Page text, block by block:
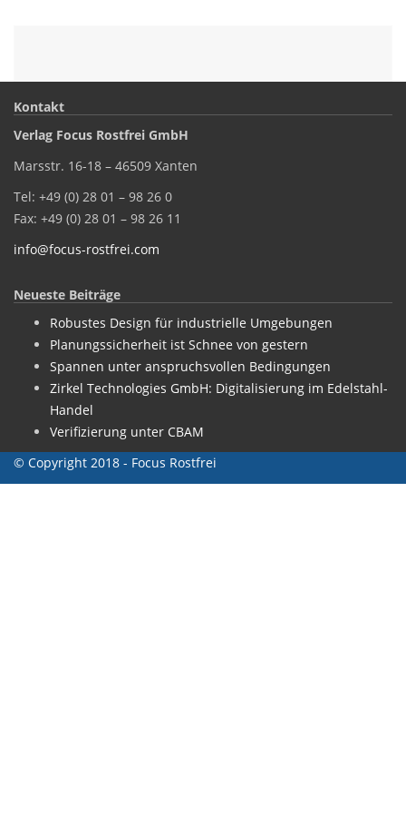
Kontakt
Verlag Focus Rostfrei GmbH
Marsstr. 16-18 – 46509 Xanten
Tel: +49 (0) 28 01 – 98 26 0
Fax: +49 (0) 28 01 – 98 26 11
info@focus-rostfrei.com
Neueste Beiträge
Robustes Design für industrielle Umgebungen
Planungssicherheit ist Schnee von gestern
Spannen unter anspruchsvollen Bedingungen
Zirkel Technologies GmbH: Digitalisierung im Edelstahl-
Handel
Verifizierung unter CBAM
© Copyright 2018 - Focus Rostfrei